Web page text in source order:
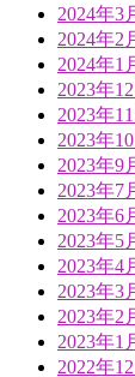
2024年3
2024年2
2024年1
2023年12
2023年11
2023年10
2023年9
2023年7
2023年6
2023年5
2023年4
2023年3
2023年2
2023年1
2022年12